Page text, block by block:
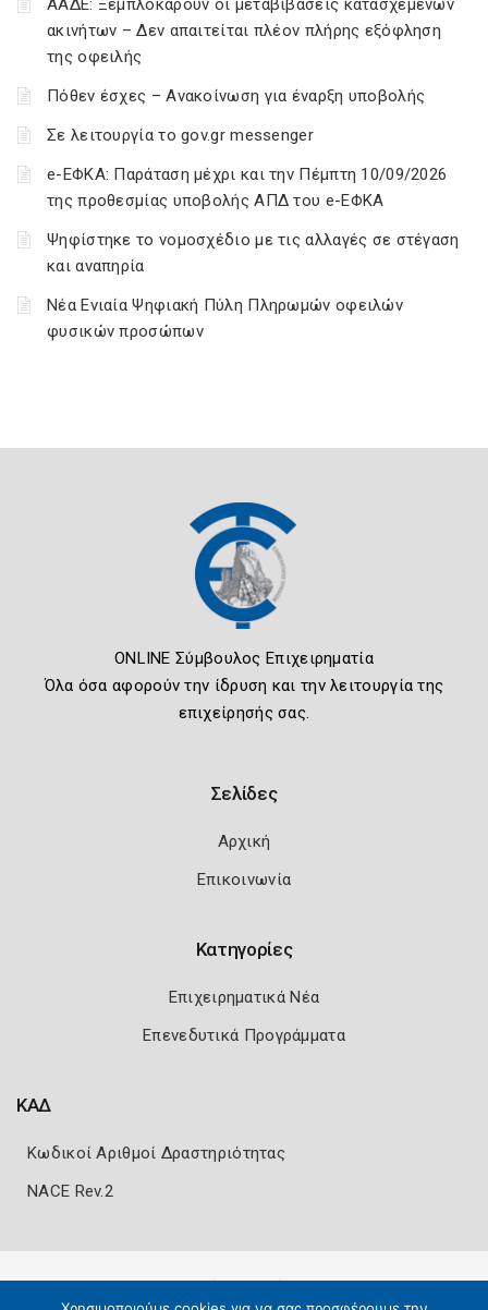
ΑΑΔΕ: Ξεμπλοκάρουν οι μεταβιβάσεις κατασχεμένων
ακινήτων – Δεν απαιτείται πλέον πλήρης εξόφληση
της οφειλής
Πόθεν έσχες – Ανακοίνωση για έναρξη υποβολής
Σε λειτουργία το gov.gr messenger
e-ΕΦΚΑ: Παράταση μέχρι και την Πέμπτη 10/09/2026
της προθεσμίας υποβολής ΑΠΔ του e-ΕΦΚΑ
Ψηφίστηκε το νομοσχέδιο με τις αλλαγές σε στέγαση
και αναπηρία
Νέα Ενιαία Ψηφιακή Πύλη Πληρωμών οφειλών
φυσικών προσώπων
ONLINE Σύμβουλος Επιχειρηματία
Όλα όσα αφορούν την ίδρυση και την λειτουργία της
επιχείρησής σας.
Σελίδες
Αρχική
Επικοινωνία
Κατηγορίες
Επιχειρηματικά Νέα
Επενεδυτικά Προγράμματα
ΚΑΔ
Κωδικοί Αριθμοί Δραστηριότητας
NACE Rev.2